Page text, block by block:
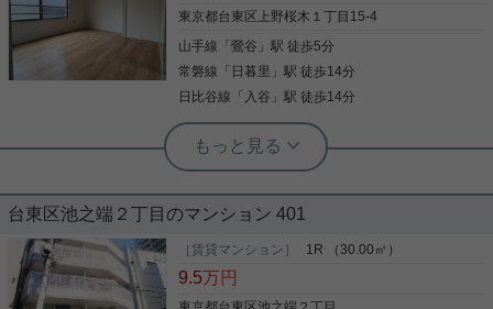
分 JR山手線・京浜東北線・常磐線、京成線、日暮里
います！ 多路線使用することができるので通勤通
学、お出かけに便利です◎ 共用部にはオートロッ
ク、宅配ボックス、駐輪場、バイク置き場、 エレベ
ーター、敷地内ゴミ置き場があります！ 特に、駐輪
場はオートロック内にあるので防犯性が高く安心で
す！ 水回りはバストイレ別で独立洗面台あり♪ 浴室
には乾燥機能がついているので雨の日に洗濯物を干
楽しく行えます！ お気軽にお問い合わせください！
東京都台東区上野桜木１丁目15-4
山手線 「鶯谷 」駅 徒歩5分
常磐線 「 日暮里 」駅 徒歩14分
日比谷線 「 入谷 」駅 徒歩14分
根津駅前センター（実用根津ホーム株式会社 根津駅前センター） スタ
ッフ佐藤
34㎡2Kでこのお家賃☆SRCのしっかり
した建物です☆
山手線「鶯谷」駅から徒歩5分 南東向き角部屋で2階
しかも鉄筋鉄骨コンクリート造でしっかりした建物
です インターネット無料で経済的 お部屋の使い方は
あなた次第です この部屋に住んだらどんな暮らしに
台東区池之端２丁目のマンション 401
［賃貸マンション］ 1R （30.00㎡）
9.5万円